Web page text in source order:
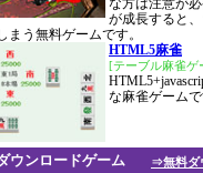
な方は注意が
が成長すると
まう無料ゲームです。
HTML5麻雀
[テーブル麻雀ゲ
な麻雀ゲームで
⇒無料ダ
ウンロードゲーム